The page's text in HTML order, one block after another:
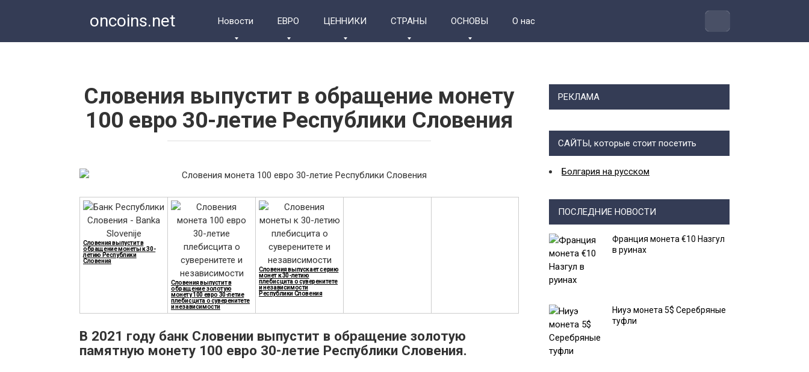
oncoins.net Новости ЕВРО ЦЕННИКИ СТРАНЫ ОСНОВЫ О нас
Словения выпустит в обращение монету
100 евро 30-летие Республики Словения
Словения выпустит в
обращение монеты к 30-
летию Республики
Словения
Словения выпустит в
обращение золотую
монету 100 евро 30-летие
плебисцита о суверенитете
и независимости
Словения выпускает серию
монет к 30-летию
плебисцита о суверенитете
и независимости
Республики Словения
В 2021 году банк Словении выпустит в обращение золотую
памятную монету 100 евро 30-летие Республики Словения.
РЕКЛАМА
САЙТЫ, которые стоит посетить
Болгария на русском
ПОСЛЕДНИЕ НОВОСТИ
Франция монета €10 Назгул
в руинах
Ниуэ монета 5$ Серебряные
туфли